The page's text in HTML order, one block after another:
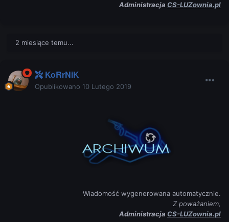
Administracja CS-LUZownia.pl
2 miesiące temu...
KoRrNiK
Opublikowano 10 Lutego 2019
Wiadomość wygenerowana automatycznie.
Z poważaniem,
Administracja CS-LUZownia.pl